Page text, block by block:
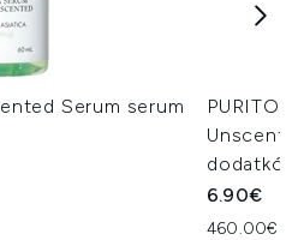
Serum serum
PURITO
dodatków
6.90€
460.00€ za